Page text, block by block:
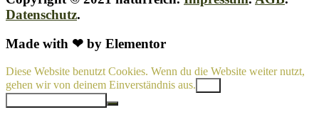
Datenschutz.
Made with ❤ by Elementor
Diese Website benutzt Cookies. Wenn du die Website weiter nutzt,
gehen wir von deinem Einverständnis aus.